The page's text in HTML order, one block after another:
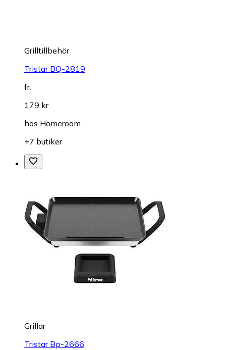
Grilltillbehör
Tristar BQ-2819
fr.
179 kr
hos Homeroom
+7 butiker
Grillar
Tristar Bp-2666